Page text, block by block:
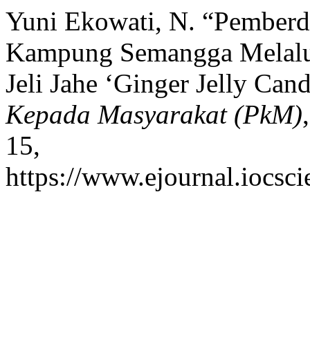
Yuni Ekowati, N.
Kampung Semangga
Jeli Jahe ‘Ginger Jelly
Kepada Masyarakat (PkM)
15,
https://